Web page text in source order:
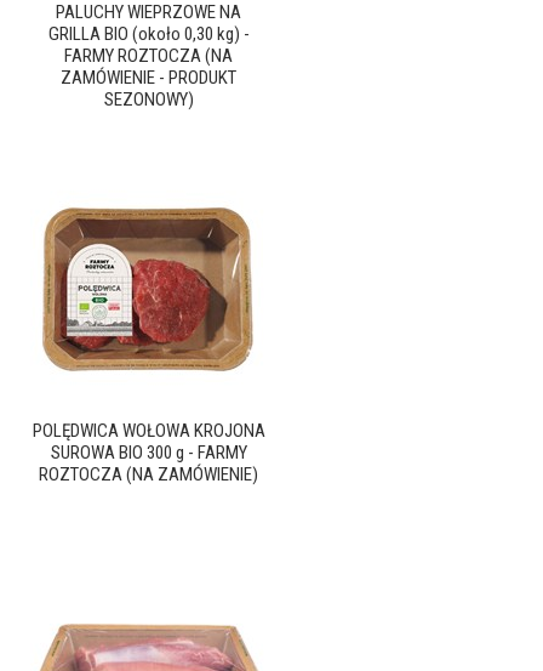
PALUCHY WIEPRZOWE NA
GRILLA BIO (około 0,30 kg) -
FARMY ROZTOCZA (NA
ZAMÓWIENIE - PRODUKT
SEZONOWY)
POLĘDWICA WOŁOWA KROJONA
SUROWA BIO 300 g - FARMY
ROZTOCZA (NA ZAMÓWIENIE)